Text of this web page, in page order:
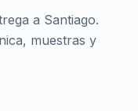
a Santiago.
muestras y